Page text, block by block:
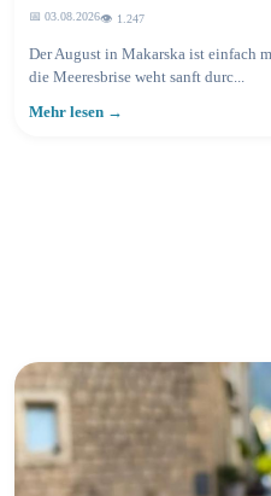
📅 03.08.2026👁️ 1.249
Der August in Makarska ist einfach
die Meeresbrise weht sanft durc...
Mehr lesen →